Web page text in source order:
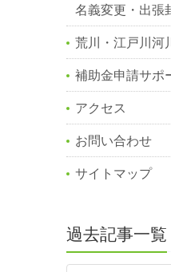
名義変更・出張
荒川・江戸川河
補助金申請サポ
アクセス
お問い合わせ
サイトマップ
過去記事一覧